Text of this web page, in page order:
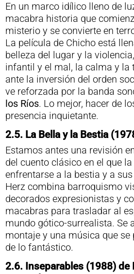
En un marco idílico lleno de
macabra historia que
misterio y se convierte en
La película de Chicho está
belleza del lugar y la
infantil y el mal, la calma y la
ante la inversión del orden
ve reforzada por la banda
los Ríos. Lo mejor, hacer de
presencia inquietante.
2.5. La Bella y la Bestia
Estamos antes una revisión
del cuento clásico en el que
enfrentarse a la bestia y a
Herz combina barroquismo
decorados expresionistas y
macabras para trasladar al
mundo gótico-surrealista. Se
montaje y una música que se
de lo fantástico.
2.6. Inseparables (1988) de